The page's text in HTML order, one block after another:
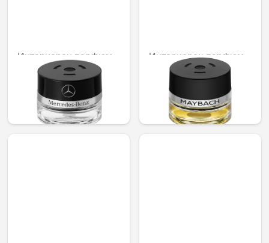
Интериорен парфюм
Daybreak mood
92,02 € /
179,97 лв.
Интериорен парфюм
AGARWOOD Mood
121,01 € /
236,67 лв.